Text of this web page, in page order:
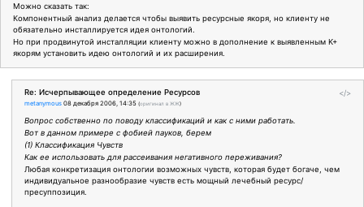
Можно сказать так:
Компонентный анализ делается чтобы выявить ресурсные якоря, но клиенту не
обязательно инсталлируется идея онтологий.
Но при продвинутой инсталляции клиенту можно в дополнение к выявленным K+
якорям установить идею онтологий и их расширения.
</>
Re: Исчерпывающее определение Ресурсов
metanymous 08 декабря 2006, 14:35 (оригинал в ЖЖ)
Вопрос собственно по поводу классификаций и как с ними работать.
Вот в данном примере с фобией пауков, берем
(1) Классификация Чувств
Как ее использовать для рассеивания негативного переживания?
Любая конкретизация онтологии возможных чувств, которая будет богаче, чем
индивидуальное разнообразие чувств есть мощный лечебный ресурс/
пресуппозиция.